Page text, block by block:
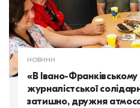
НОВИНИ
«В Івано-Франківському
журналістської
затишно, дружня